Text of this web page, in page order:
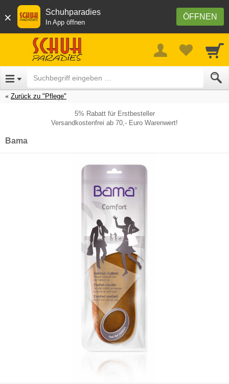
× ÖFFNEN
Schuhparadies
In App öffnen
Zurück zu "Pflege"
5% Rabatt für Erstbesteller
Versandkostenfrei ab 70,- Euro Warenwert!
Bama